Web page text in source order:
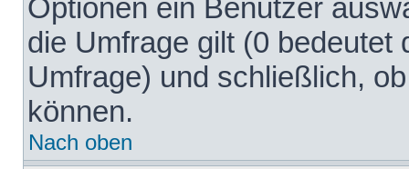
Optionen ein Benutzer
die Umfrage gilt (0 bedeutet
Umfrage) und schließlich,
können.
Nach oben